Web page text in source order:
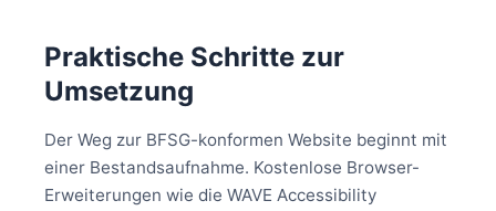
Praktische Schritte zur
Umsetzung
Der Weg zur BFSG-konformen Website beginnt mit
einer Bestandsaufnahme. Kostenlose Browser-
Erweiterungen wie die WAVE Accessibility